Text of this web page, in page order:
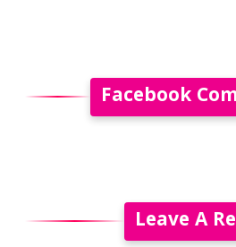
Facebook
Leave A